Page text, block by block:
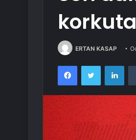
ERTAN KASAP
FacebookTwitter